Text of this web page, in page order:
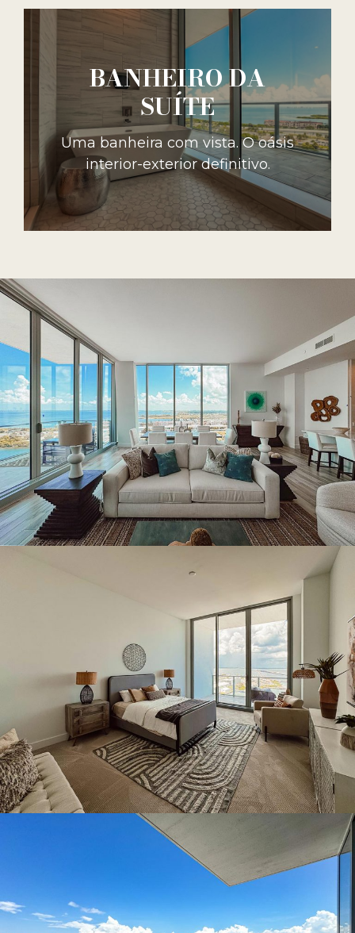
BANHEIRO DA
SUÍTE
Uma banheira com vista. O oásis
interior-exterior definitivo.